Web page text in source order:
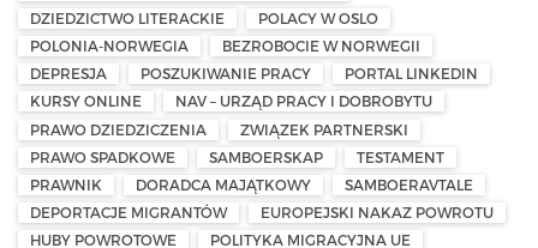
DZIEDZICTWO LITERACKIE
POLACY W OSLO
POLONIA-NORWEGIA
BEZROBOCIE W NORWEGII
DEPRESJA
POSZUKIWANIE PRACY
PORTAL LINKEDIN
KURSY ONLINE
NAV – URZĄD PRACY I DOBROBYTU
PRAWO DZIEDZICZENIA
ZWIĄZEK PARTNERSKI
PRAWO SPADKOWE
SAMBOERSKAP
TESTAMENT
PRAWNIK
DORADCA MAJĄTKOWY
SAMBOERAVTALE
DEPORTACJE MIGRANTÓW
EUROPEJSKI NAKAZ POWROTU
HUBY POWROTOWE
POLITYKA MIGRACYJNA UE